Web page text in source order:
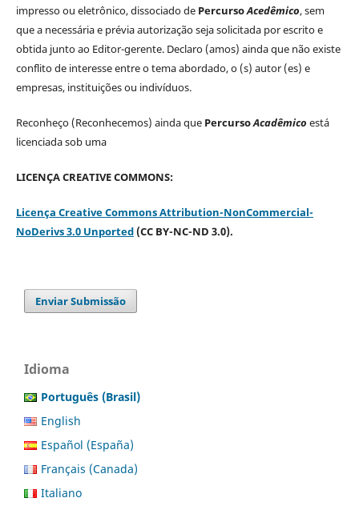
impresso ou eletrônico, dissociado de PercursoAcedêmico, sem
que a necessária e prévia autorização seja solicitada por escrito e
obtida junto ao Editor-gerente. Declaro (amos) ainda que não existe
conflito de interesse entre o tema abordado, o (s) autor (es) e
empresas, instituições ou indivíduos.
Reconheço (Reconhecemos) ainda que PercursoAcadêmico está
licenciada sob uma
LICENÇA CREATIVE COMMONS:
Licença Creative Commons Attribution-NonCommercial-
NoDerivs 3.0 Unported(CC BY-NC-ND 3.0).
Enviar Submissão
Idioma
Português (Brasil)
English
Español (España)
Français (Canada)
Italiano